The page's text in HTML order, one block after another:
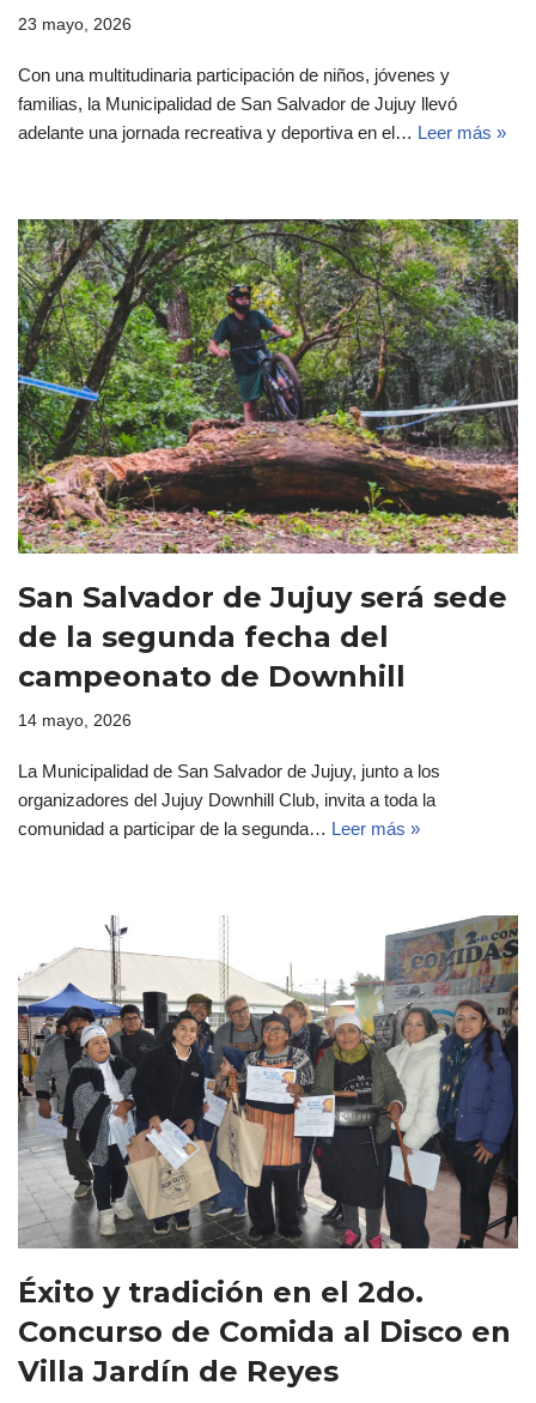
23 mayo, 2026
Con una multitudinaria participación de niños, jóvenes y
familias, la Municipalidad de San Salvador de Jujuy llevó
adelante una jornada recreativa y deportiva en el… Leer más »
San Salvador de Jujuy será sede
de la segunda fecha del
campeonato de Downhill
14 mayo, 2026
La Municipalidad de San Salvador de Jujuy, junto a los
organizadores del Jujuy Downhill Club, invita a toda la
comunidad a participar de la segunda… Leer más »
Éxito y tradición en el 2do.
Concurso de Comida al Disco en
Villa Jardín de Reyes